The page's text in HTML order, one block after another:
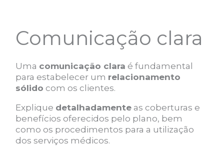
Comunicação clara
Uma comunicação clara é fundamental
para estabelecer um relacionamento
sólido com os clientes.
Explique detalhadamente as coberturas e
benefícios oferecidos pelo plano, bem
como os procedimentos para a utilização
dos serviços médicos.